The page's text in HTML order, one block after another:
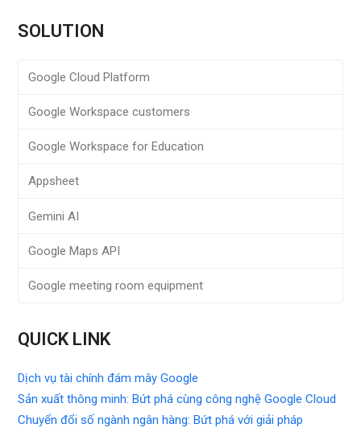
SOLUTION
Google Cloud Platform
Google Workspace customers
Google Workspace for Education
Appsheet
Gemini AI
Google Maps API
Google meeting room equipment
QUICK LINK
Dịch vụ tài chính đám mây Google
Sản xuất thông minh: Bứt phá cùng công nghệ Google Cloud
Chuyển đổi số ngành ngân hàng: Bứt phá với giải pháp